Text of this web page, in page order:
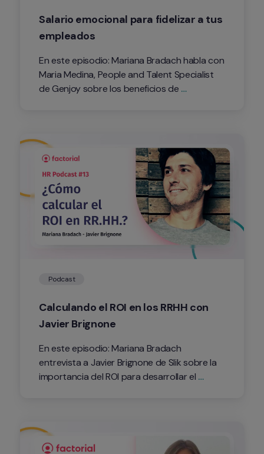
Salario emocional para fidelizar a tus
empleados
En este episodio: Mariana Bradach habla con
Maria Medina, People and Talent Specialist
de Genjoy sobre los beneficios de
Podcast
Calculando el ROI en los RRHH con
Javier Brignone
En este episodio: Mariana Bradach
entrevista a Javier Brignone de Slik sobre la
importancia del ROI para desarrollar el
recursos invertidos en los colaboradores y